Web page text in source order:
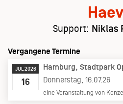
Support: Niklas
Vergangene Termine
JUL 2026
16
Hamburg Stadtpark
Donnerstag, 16.07.26
eine Veranstaltung von